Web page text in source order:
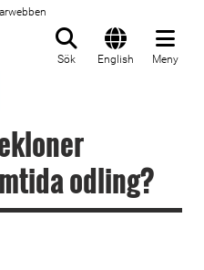
Sök English Meny
odling?